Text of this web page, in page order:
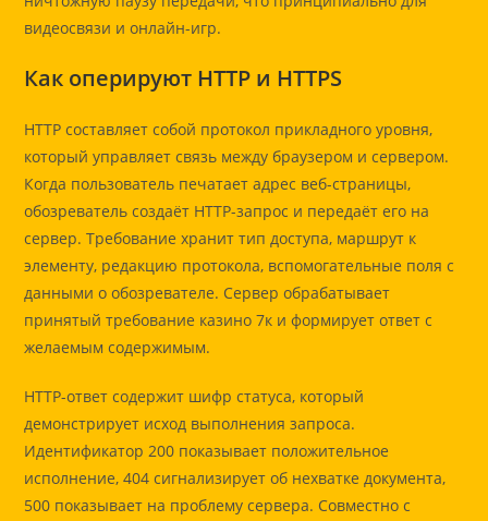
видеосвязи и онлайн-игр.
Как оперируют HTTP и HTTPS
HTTP составляет собой протокол прикладного уровня,
который управляет связь между браузером и сервером.
Когда пользователь печатает адрес веб-страницы,
обозреватель создаёт HTTP-запрос и передаёт его на
сервер. Требование хранит тип доступа, маршрут к
элементу, редакцию протокола, вспомогательные поля с
данными о обозревателе. Сервер обрабатывает
принятый требование казино 7к и формирует ответ с
желаемым содержимым.
HTTP-ответ содержит шифр статуса, который
демонстрирует исход выполнения запроса.
Идентификатор 200 показывает положительное
исполнение, 404 сигнализирует об нехватке документа,
500 показывает на проблему сервера. Совместно с